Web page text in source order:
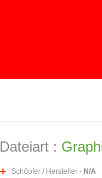
Dateiart :
Schöpfer / Hersteller - N/A